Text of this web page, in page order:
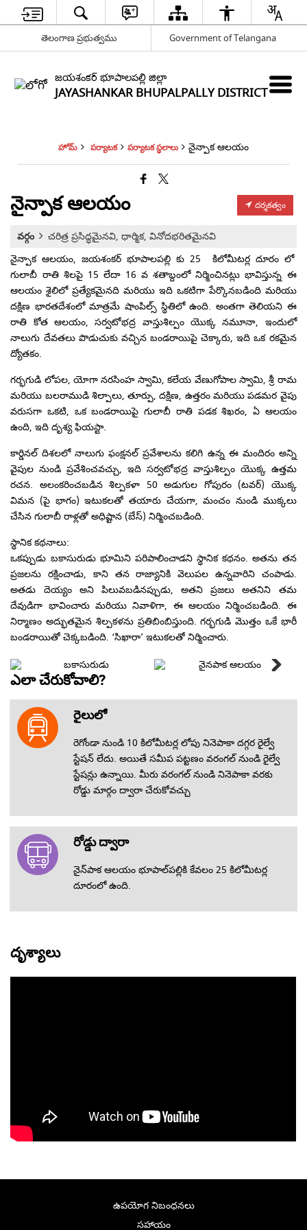
తెలంగాణ ప్రభుత్వము Government of Telangana
జయశంకర్ భూపాలపల్లి జిల్లా
JAYASHANKAR BHUPALPALLY DISTRICT
హోమ్ పర్యాటక పర్యాటక స్థలాలు నైన్పాక ఆలయం
నైన్పాక ఆలయం దర్శకత్వం
వర్గం
చరిత్ర ప్రసిద్ధమైనవి, ధార్మిక, వినోదభరితమైనవి
నైన్పాక ఆలయం, జయశంకర్ భూపాలపల్లి కు 25 కిలోమీటర్ల దూరం లో
గులాబీ రాతి శిలపై 15 లేదా 16 వ శతాబ్దంలో నిర్మించినట్లు భావిస్తున్న ఈ
ఆలయం శైలిలో ప్రత్యేకమైనది మరియు ఇది ఒకటిగా పేర్కొనబడింది మరియు
దక్షిణ భారతదేశంలో మాత్రమే షాంపిల్స్ స్థితిలో ఉంది. అంతగా తెలియని ఈ
రాతి కోత ఆలయం, సర్వటోభద్ర వాస్తుశిల్పం యొక్క నమూనా, ఇందులో
నాలుగు దేవతలు పొడుచుకు వచ్చిన బండరాయిపై చెక్కారు, ఇది ఒక రకమైన
ద్యోతకం.
గర్భగుడి లోపల, యోగా నరసింహ స్వామి, కలేయ వేణుగోపాల స్వామి, శ్రీ రామ
మరియు బలరాముడి శిల్పాలు, తూర్పు, దక్షిణ, ఉత్తరం మరియు పడమర వైపు
వరుసగా ఒకటి, ఒక బండరాయిపై గులాబీ రాతి పడక శిఖరం, ఏ ఆలయం
ఉంది, ఇది దృశ్య ఫియస్టా.
కార్డినల్ దిశలలో నాలుగు ఫంక్షనల్ ప్రవేశాలను కలిగి ఉన్న ఈ మందిరం అన్ని
వైపుల నుండి ప్రవేశించవచ్చు, ఇది సర్వటోభద్ర వాస్తుశిల్పం యొక్క ఉత్తమ
రచన. అలంకరించబడిన శిల్పకళా 50 అడుగుల గోపురం (టవర్) యొక్క
విమన (పై భాగం) ఇటుకలతో తయారు చేయగా, మంచం నుండి ముక్కలు
చేసిన గులాబీ రాళ్లతో అధిష్టాన (బేస్) నిర్మించబడింది.
స్థానిక కథనాలు:
ఒకప్పుడు బకాసురుడు భూమిని పరిపాలించాడని స్థానిక కథనం. అతను తన
ప్రజలను రక్షించాడు, కాని తన రాజ్యానికి వెలుపల ఉన్నవారిని చంపాడు.
అతడు దెయ్యం అని పిలువబడినప్పుడు, అతని ప్రజలు అతనిని తమ
దేవుడిగా భావించారు మరియు నివాళిగా, ఈ ఆలయం నిర్మించబడింది. ఈ
నిర్మాణం అద్భుతమైన శిల్పకళను ప్రతిబింబిస్తుంది. గర్భగుడి మొత్తం ఒకే భారీ
బండరాయితో చెక్కబడింది. ‘సిఖారా’ ఇటుకలతో నిర్మించారు.
ఛాయా
ప్రదర్శన
వీక్షించండి
బకాసురుడు
ఎలా చేరుకోవాలి?
రైలులో
రెగోండా నుండి 10 కిలోమీటర్ల లోపు నినెపాకా దగ్గర రైల్వే
స్టేషన్ లేదు. అయితే సమీప పట్టణం వరంగల్ నుండి రైల్వే
స్టేషన్లు ఉన్నాయి. మీరు వరంగల్ నుండి నినెపాకా వరకు
రోడ్డు మార్గం ద్వారా చేరుకోవచ్చు
రోడ్డు ద్వారా
నైన్‌పాక ఆలయం భూపాల్‌పల్లికి కేవలం 25 కిలోమీటర్ల
దూరంలో ఉంది.
దృశ్యాలు
ఉపయోగ నిబంధనలు
సహాయం